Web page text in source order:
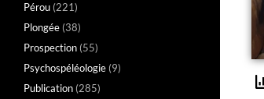
Pérou (221)
Plongée (38)
Prospection (55)
Psychospéléologie (9)
Publication (285)